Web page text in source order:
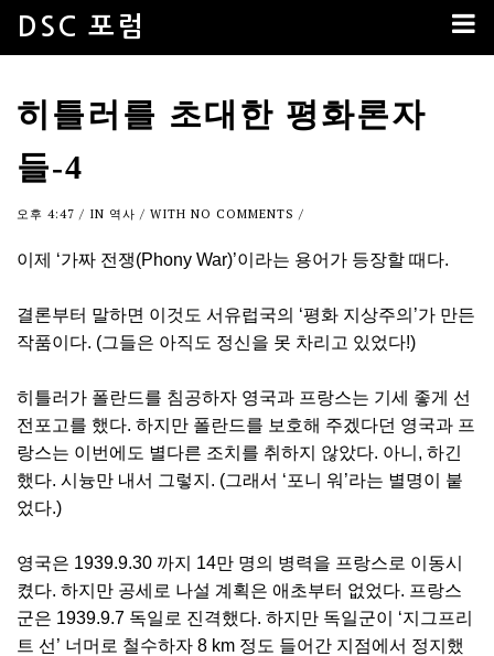
DSC 포럼
히틀러를 초대한 평화론자
들-4
오후 4:47 / IN 역사 / WITH NO COMMENTS /
이제 ‘가짜 전쟁(Phony War)’이라는 용어가 등장할 때다.
결론부터 말하면 이것도 서유럽국의 ‘평화 지상주의’가 만든
작품이다. (그들은 아직도 정신을 못 차리고 있었다!)
히틀러가 폴란드를 침공하자 영국과 프랑스는 기세 좋게 선
전포고를 했다. 하지만 폴란드를 보호해 주겠다던 영국과 프
랑스는 이번에도 별다른 조치를 취하지 않았다. 아니, 하긴
했다. 시늉만 내서 그렇지. (그래서 ‘포니 워’라는 별명이 붙
었다.)
영국은 1939.9.30 까지 14만 명의 병력을 프랑스로 이동시
켰다. 하지만 공세로 나설 계획은 애초부터 없었다. 프랑스
군은 1939.9.7 독일로 진격했다. 하지만 독일군이 ‘지그프리
트 선’ 너머로 철수하자 8 km 정도 들어간 지점에서 정지했